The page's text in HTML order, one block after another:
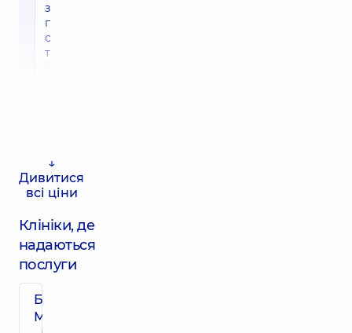
з
порожнини
скловидного
тіла
↓
Дивитися
всі ціни
Клініки, де
надаються
послуги
Багатопрофільний
Медичний Центр